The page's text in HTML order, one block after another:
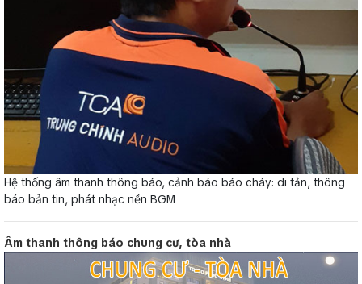
Hệ thống âm thanh thông báo, cảnh báo báo cháy: di tản, thông
báo bản tin, phát nhạc nền BGM
Âm thanh thông báo chung cư, tòa nhà